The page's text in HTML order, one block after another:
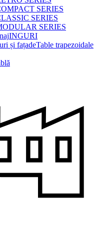
SERIES
SERIES
SERIES
INGURI
și fațadeTable trapezoidale